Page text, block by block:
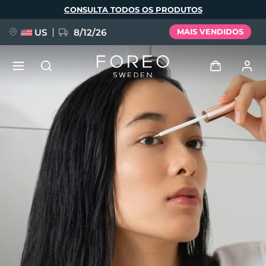
principal
CONSULTA TODOS OS PRODUTOS
US 8/12/26 MAIS VENDIDOS
Entrar
Perfil de usuário
Meus aparelhos
Meus pedidos
Meus endereços
As minhas subscrições
NOVIDADE
FAQ™ Pure Beauty-Tech Elixir
BREAKING NEWS
issa™ Teeth Whitening Set
Idioma
English Deutsch
Español
Français
Italiano
Português
Polski
Svenska
Русский
Türkçe
简体中文 繁體中文